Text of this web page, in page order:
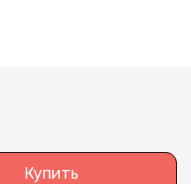
Купить